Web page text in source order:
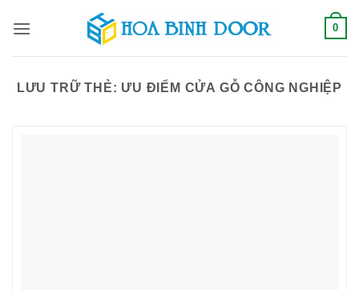
qua
0
LƯU TRỮ THẺ: ƯU ĐIỂM CỬA GỖ CÔNG NGHIỆP